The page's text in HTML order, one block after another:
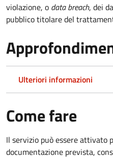
violazione, o data breach, dei
pubblico titolare del
Ulteriori informazioni
Come fare
Il servizio può essere attivato
documentazione prevista,